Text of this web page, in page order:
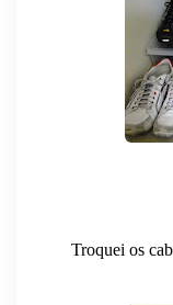
Troquei os